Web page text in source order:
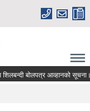
लिलाम बिक्री सम्बन्धि शिलबन्दी बोलपत्र आव्हानको सूचना।